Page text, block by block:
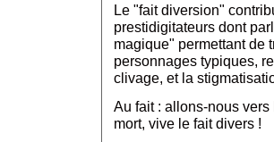
Le "fait diversion"
prestidigitateurs dont
magique" permettant de
personnages typiques,
clivage, et la
Au fait : allons-nous
mort, vive le fait divers !